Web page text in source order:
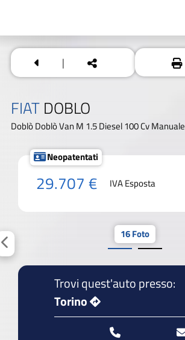
|
FIAT DOBLO
Doblò Doblò Van M 1.5 Diesel 100 Cv Manuale
Neopatentati
29.707 € IVA Esposta
16 Foto
Trovi quest'auto presso:
Torino